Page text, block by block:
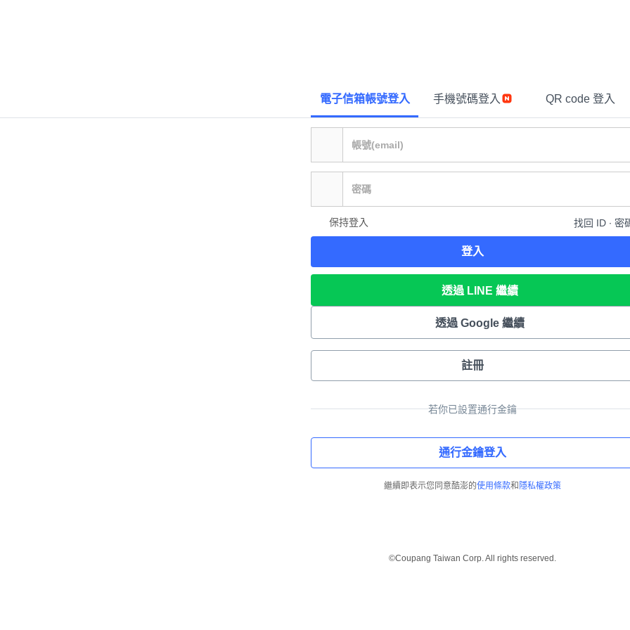
電子信箱帳號登入 手機號碼登入 QR code 登入
保持登入 找回 ID ∙ 密
登入
透過 LINE 繼續
透過 Google 繼續
註冊
若你已設置通行金鑰
通行金鑰登入
繼續即表示您同意酷澎的使用條款和 隱私權政策
©Coupang Taiwan Corp. All rights reserved.